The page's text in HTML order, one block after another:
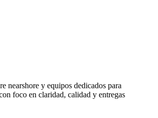
nearshore y equipos dedicados para
foco en claridad, calidad y entregas